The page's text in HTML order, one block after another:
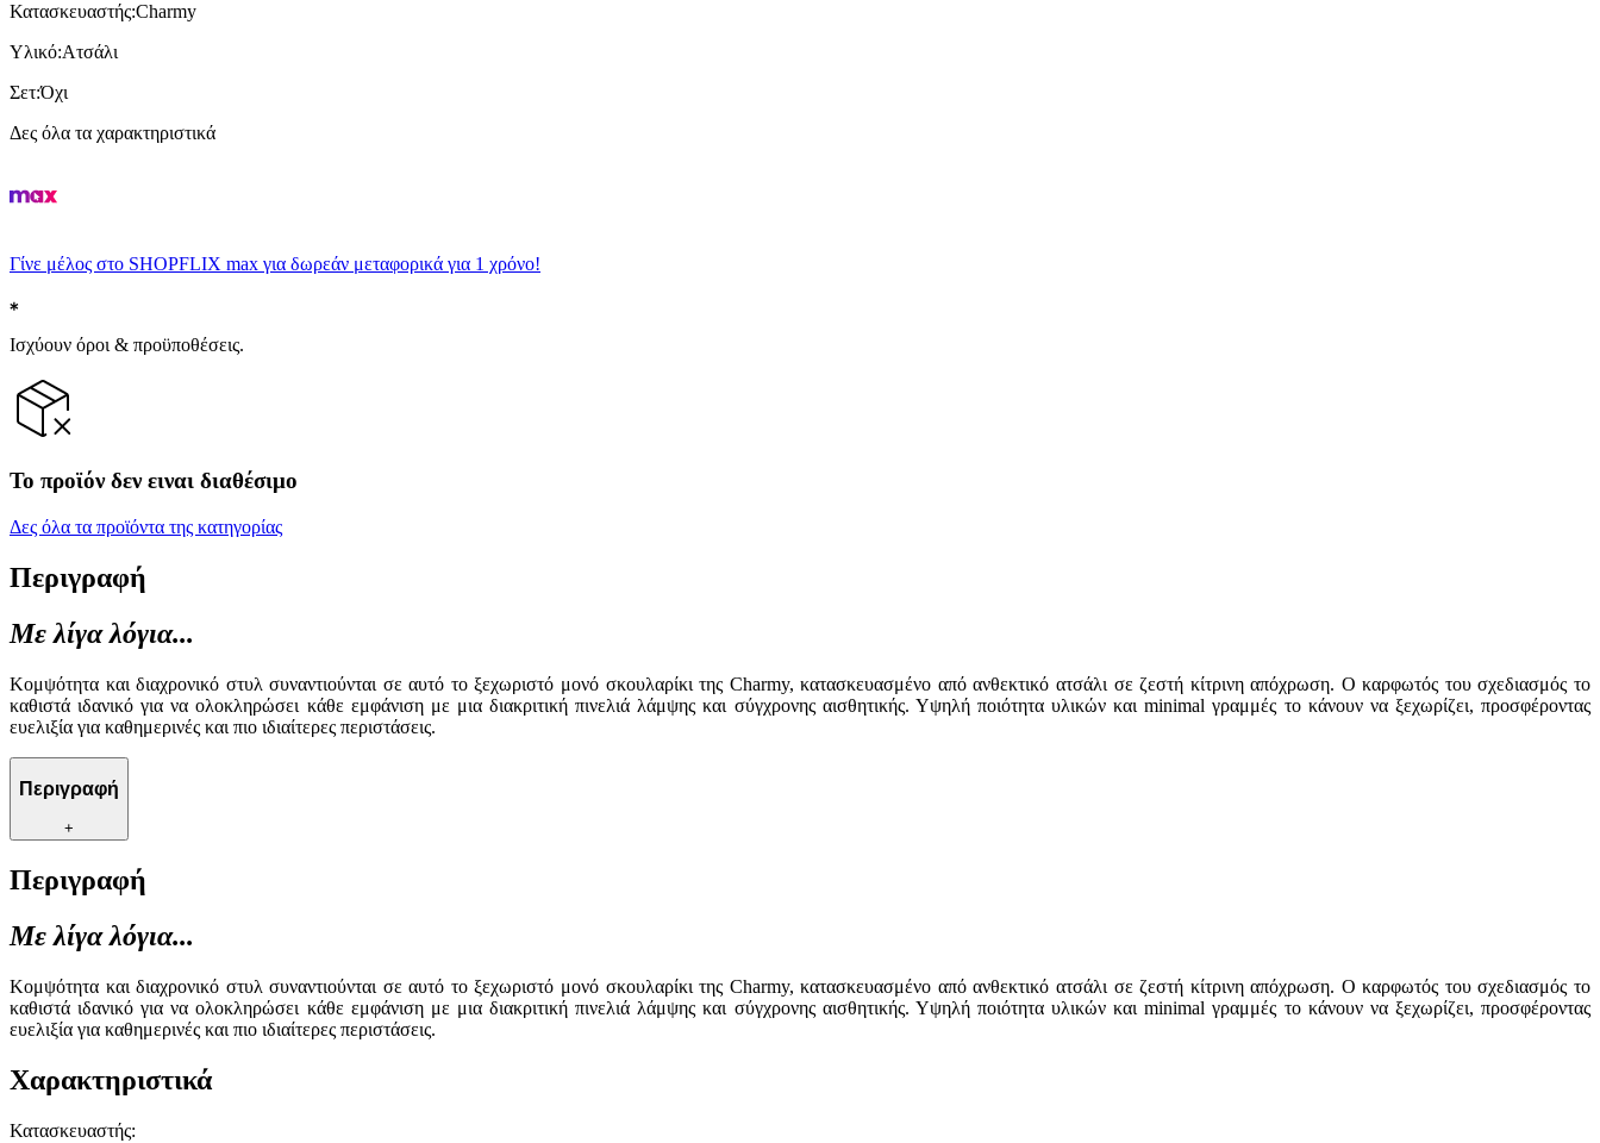
Κατασκευαστής:Charmy
Υλικό:Ατσάλι
Σετ:Όχι
Δες όλα τα χαρακτηριστικά
Γίνε μέλος στο SHOPFLIX max για δωρεάν μεταφορικά για 1 χρόνο!
Ισχύουν όροι & προϋποθέσεις.
Το προϊόν δεν ειναι διαθέσιμο
Δες όλα τα προϊόντα της κατηγορίας
Περιγραφή
Με λίγα λόγια...
Κομψότητα και διαχρονικό στυλ συναντιούνται σε αυτό το ξεχωριστό μονό σκουλαρίκι της Charmy, κατασκευασμένο από ανθεκτικό ατσάλι σε ζεστή κίτρινη απόχρωση. Ο καρφωτός του σχεδιασμός το
καθιστά ιδανικό για να ολοκληρώσει κάθε εμφάνιση με μια διακριτική πινελιά λάμψης και σύγχρονης αισθητικής. Υψηλή ποιότητα υλικών και minimal γραμμές το κάνουν να ξεχωρίζει, προσφέροντας
ευελιξία για καθημερινές και πιο ιδιαίτερες περιστάσεις.
Περιγραφή
+
Περιγραφή
Με λίγα λόγια...
Κομψότητα και διαχρονικό στυλ συναντιούνται σε αυτό το ξεχωριστό μονό σκουλαρίκι της Charmy, κατασκευασμένο από ανθεκτικό ατσάλι σε ζεστή κίτρινη απόχρωση. Ο καρφωτός του σχεδιασμός το
καθιστά ιδανικό για να ολοκληρώσει κάθε εμφάνιση με μια διακριτική πινελιά λάμψης και σύγχρονης αισθητικής. Υψηλή ποιότητα υλικών και minimal γραμμές το κάνουν να ξεχωρίζει, προσφέροντας
ευελιξία για καθημερινές και πιο ιδιαίτερες περιστάσεις.
Χαρακτηριστικά
Κατασκευαστής: